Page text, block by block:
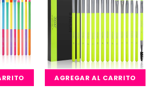
AGREGAR AL CARRITO